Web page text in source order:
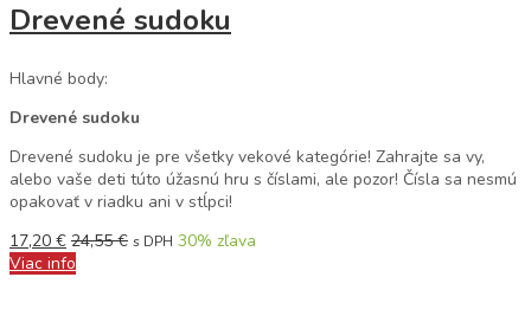
Drevené sudoku
Hlavné body:
Drevené sudoku
Drevené sudoku je pre všetky vekové kategórie! Zahrajte sa vy,
alebo vaše deti túto úžasnú hru s číslami, ale pozor! Čísla sa nesmú
opakovať v riadku ani v stĺpci!
17,20 € 24,55€ s DPH 30% zľava
Viac info